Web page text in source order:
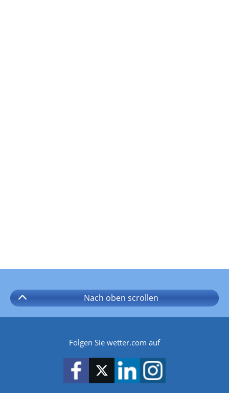
Nach oben scrollen
Folgen Sie wetter.com auf